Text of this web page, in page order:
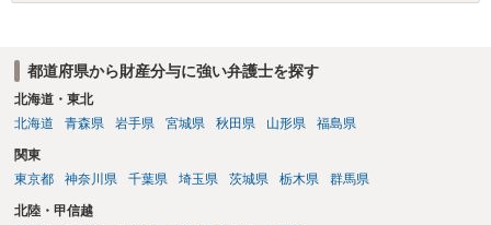
都道府県から財産分与に強い弁護士を探す
北海道・東北
北海道
青森県 岩手県 宮城県 秋田県 山形県 福島県
関東
東京都
神奈川県 千葉県 埼玉県 茨城県 栃木県 群馬県
北陸・甲信越